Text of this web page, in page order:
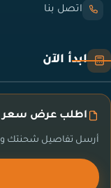
اتصل بنا
ابدأ الآن
اطلب عرض سعر
أرسل تفاصيل شحنتك